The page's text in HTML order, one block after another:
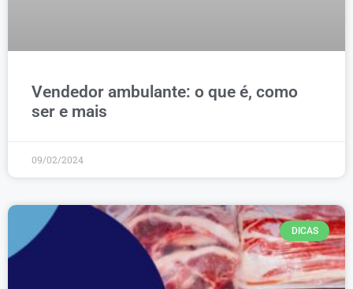
Vendedor ambulante: o que é, como
ser e mais
09/02/2024
DICAS